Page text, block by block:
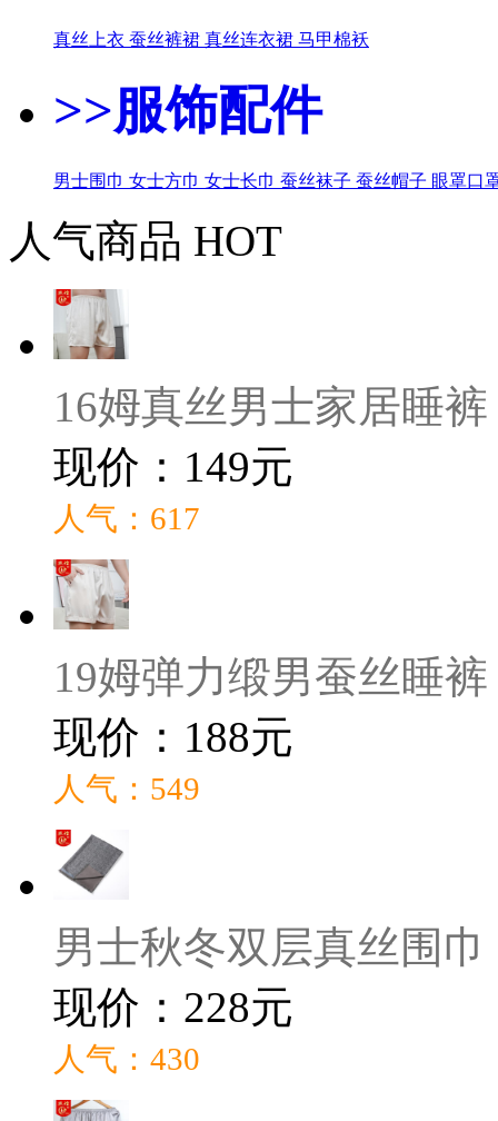
真丝上衣 蚕丝裤裙 真丝连衣裙 马甲棉袄
>>服饰配件
男士围巾 女士方巾 女士长巾 蚕丝袜子 蚕丝帽子 眼罩口
人气商品 HOT
16姆真丝男士家居睡裤
现价：149元
人气：617
19姆弹力缎男蚕丝睡裤
现价：188元
人气：549
男士秋冬双层真丝围巾
现价：228元
人气：430